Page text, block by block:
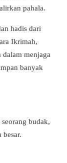
pahala.
hadis dari
Ikrimah,
menjaga
banyak
budak,